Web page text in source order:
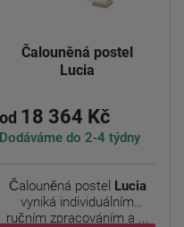
Čalouněná postel
Lucia
od 18 364 Kč
Dodáváme do 2-4 týdny
Čalouněná postel Lucia
vyniká individuálním
ručním zpracováním a ...